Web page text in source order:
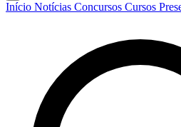
Início Notícias Concursos Cursos